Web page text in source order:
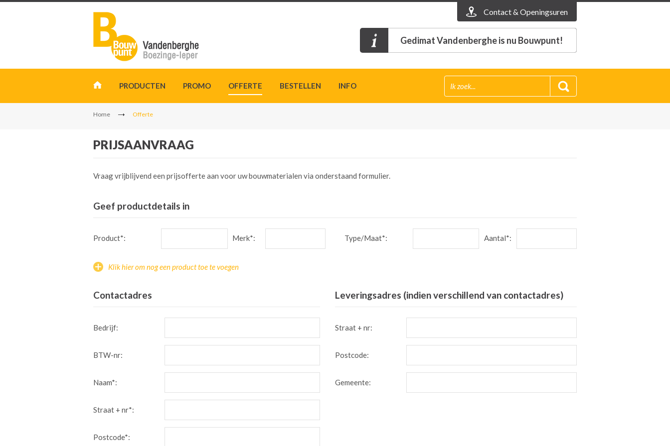
Contact & Openingsuren
Gedimat Vandenberghe is nu Bouwpunt!
PRODUCTEN PROMO OFFERTE BESTELLEN INFO
Home Offerte
PRIJSAANVRAAG
Vraag vrijblijvend een prijsofferte aan voor uw bouwmaterialen via onderstaand formulier.
Geef productdetails in
Product*: Merk*: Type/Maat*: Aantal*:
Klik hier om nog een product toe te voegen
Contactadres
Bedrijf:
BTW-nr:
Naam*:
Straat + nr*:
Postcode*:
Leveringsadres (indien verschillend van contactadres)
Straat + nr:
Postcode:
Gemeente: